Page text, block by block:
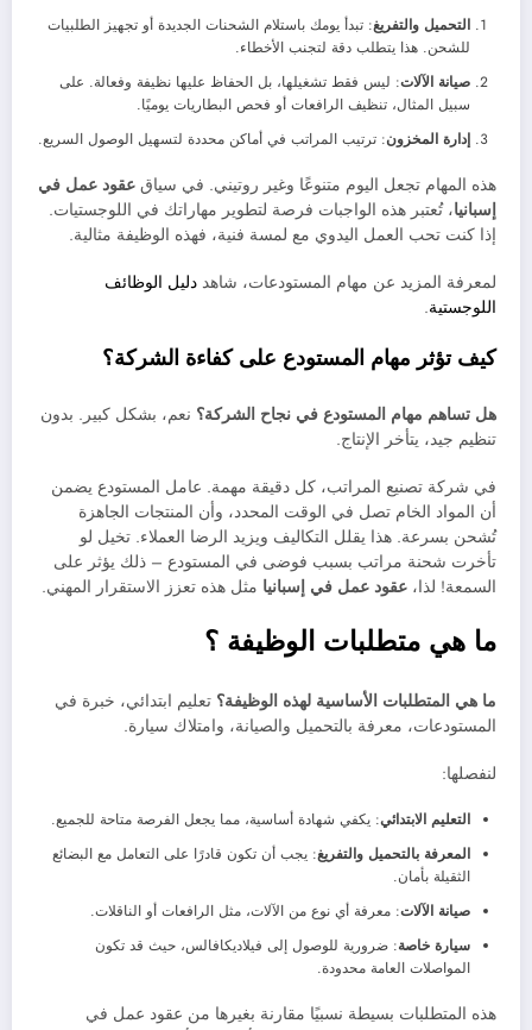
التحميل والتفريغ: تبدأ يومك باستلام الشحنات الجديدة أو تجهيز الطلبيات
للشحن. هذا يتطلب دقة لتجنب الأخطاء.
صيانة الآلات: ليس فقط تشغيلها، بل الحفاظ عليها نظيفة وفعالة. على
سبيل المثال، تنظيف الرافعات أو فحص البطاريات يوميًا.
إدارة المخزون: ترتيب المراتب في أماكن محددة لتسهيل الوصول السريع.
هذه المهام تجعل اليوم متنوعًا وغير روتيني. في سياق عقود عمل في
إسبانيا، تُعتبر هذه الواجبات فرصة لتطوير مهاراتك في اللوجستيات.
إذا كنت تحب العمل اليدوي مع لمسة فنية، فهذه الوظيفة مثالية.
لمعرفة المزيد عن مهام المستودعات، شاهد دليل الوظائف
اللوجستية.
كيف تؤثر مهام المستودع على كفاءة الشركة؟
هل تساهم مهام المستودع في نجاح الشركة؟ نعم، بشكل كبير. بدون
تنظيم جيد، يتأخر الإنتاج.
في شركة تصنيع المراتب، كل دقيقة مهمة. عامل المستودع يضمن
أن المواد الخام تصل في الوقت المحدد، وأن المنتجات الجاهزة
تُشحن بسرعة. هذا يقلل التكاليف ويزيد الرضا العملاء. تخيل لو
تأخرت شحنة مراتب بسبب فوضى في المستودع – ذلك يؤثر على
السمعة! لذا، عقود عمل في إسبانيا مثل هذه تعزز الاستقرار المهني.
ما هي متطلبات الوظيفة ؟
ما هي المتطلبات الأساسية لهذه الوظيفة؟ تعليم ابتدائي، خبرة في
المستودعات، معرفة بالتحميل والصيانة، وامتلاك سيارة.
لنفصلها:
التعليم الابتدائي: يكفي شهادة أساسية، مما يجعل الفرصة متاحة للجميع.
المعرفة بالتحميل والتفريغ: يجب أن تكون قادرًا على التعامل مع البضائع
الثقيلة بأمان.
صيانة الآلات: معرفة أي نوع من الآلات، مثل الرافعات أو الناقلات.
سيارة خاصة: ضرورية للوصول إلى فيلاديكافالس، حيث قد تكون
المواصلات العامة محدودة.
هذه المتطلبات بسيطة نسبيًا مقارنة بغيرها من عقود عمل في